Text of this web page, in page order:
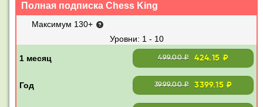
Полная подписка Chess King
Максимум 130+
1 - 10
499.00 ₽ 424.15 ₽
3999.00 ₽ 3399.15 ₽